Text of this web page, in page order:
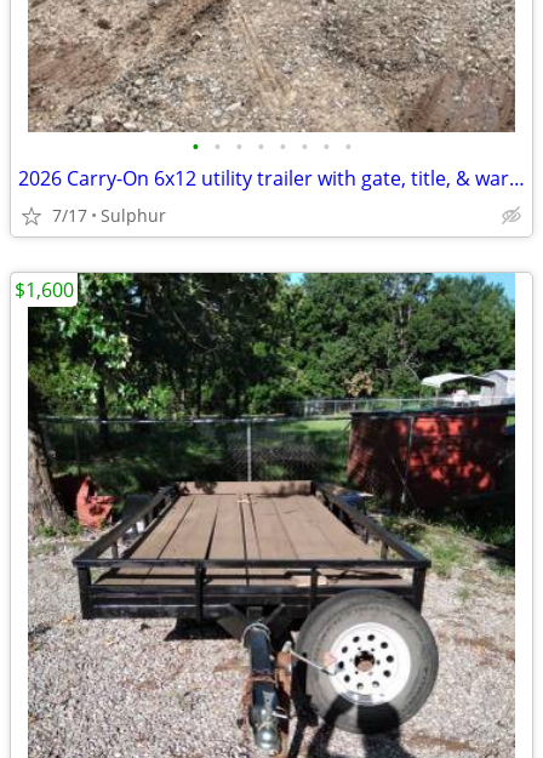
• • • • • • • •
2026 Carry-On 6x12 utility trailer with gate, title, & warranty Brand New
7/17 Sulphur
$1,600